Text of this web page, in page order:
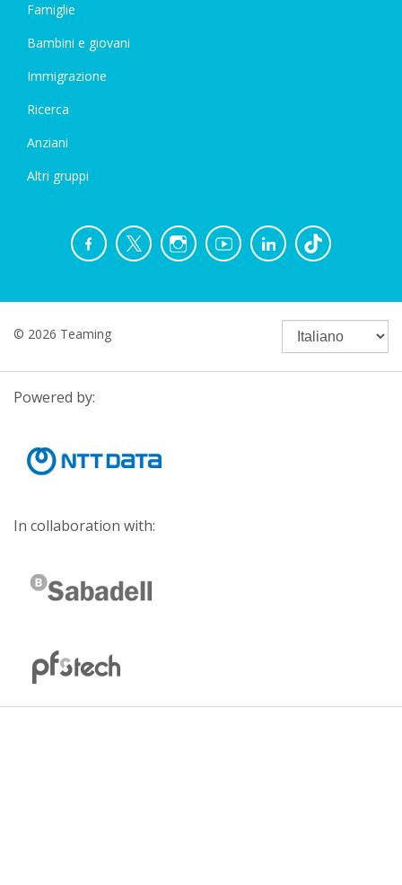
Famiglie
Bambini e giovani
Immigrazione
Ricerca
Anziani
Altri gruppi
© 2026 Teaming
Powered by:
In collaboration with: